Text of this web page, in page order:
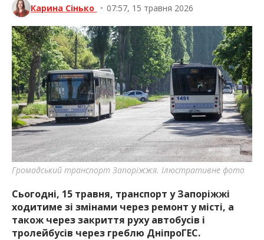
Карина Сінько • 07:57, 15 травня 2026
Громадський транспорт Запоріжжя. Ілюстративне фото
Сьогодні, 15 травня, транспорт у Запоріжжі
ходитиме зі змінами через ремонт у місті, а
також через закриття руху автобусів і
тролейбусів через греблю ДніпроГЕС.